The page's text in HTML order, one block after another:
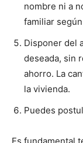
nombre ni a
familiar
Disponer del
deseada, sin
ahorro. La
la vivienda.
Puedes